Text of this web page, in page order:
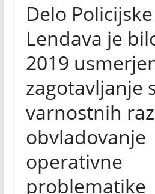
Delo
Lendava je
2019
zagotavljanje
varnostnih
obvladovanje
operativne
problematike